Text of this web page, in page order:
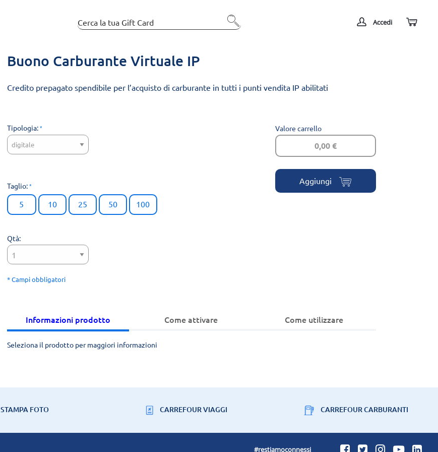
Accedi
Buono Carburante Virtuale IP
Credito prepagato spendibile per l’acquisto di carburante in tutti i punti vendita IP abilitati
Tipologia:
Taglio:
5 10 25 50 100
Qtà:
* Campi obbligatori
Valore carrello
0,00 €
Aggiungi
Informazioni prodotto Come attivare Come utilizzare
Seleziona il prodotto per maggiori informazioni
STAMPA FOTO CARREFOUR VIAGGI CARREFOUR CARBURANTI
#restiamoconnessi